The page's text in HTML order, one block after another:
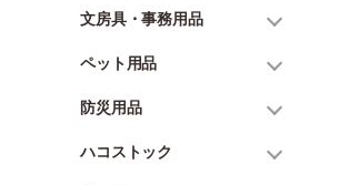
文房具・事務用品
ペット用品
防災用品
ハコストック